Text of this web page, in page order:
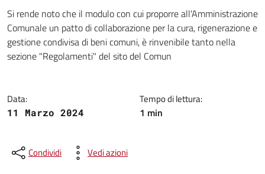
Dettagli della notizia
Si rende noto che il modulo con cui proporre all'Amministrazione
Comunale un patto di collaborazione per la cura, rigenerazione e
gestione condivisa di beni comuni, è rinvenibile tanto nella
sezione "Regolamenti" del sito del Comun
Data:
11 Marzo 2024
Tempo di lettura:
1 min
Condividi Vedi azioni